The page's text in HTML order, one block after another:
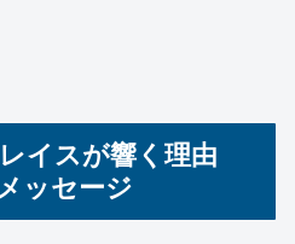
イスが響く理由
ッセージ